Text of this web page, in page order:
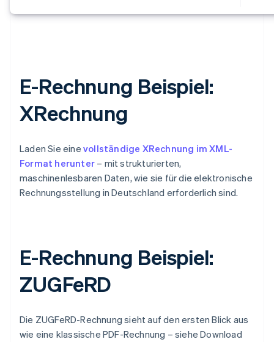
E-Rechnung Beispiel:
XRechnung
Laden Sie eine vollständige XRechnung im XML-
Format herunter – mit strukturierten,
maschinenlesbaren Daten, wie sie für die elektronische
Rechnungsstellung in Deutschland erforderlich sind.
E-Rechnung Beispiel:
ZUGFeRD
Die ZUGFeRD-Rechnung sieht auf den ersten Blick aus
wie eine klassische PDF-Rechnung – siehe Download